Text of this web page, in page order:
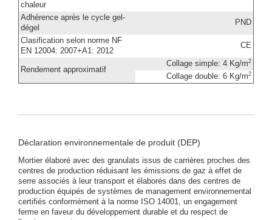
chaleur
Adhérence après le cycle gel-
dégel
PND
Clasification selon norme NF
EN 12004: 2007+A1: 2012
CE
Rendement approximatif
Collage simple: 4 Kg/m2
Collage double: 6 Kg/m2
Déclaration environnementale de produit (DEP)
Mortier élaboré avec des granulats issus de carrières proches des
centres de production réduisant les émissions de gaz à effet de
serre associés à leur transport et élaborés dans des centres de
production équipés de systèmes de management environnemental
certifiés conformément à la norme ISO 14001, un engagement
ferme en faveur du développement durable et du respect de